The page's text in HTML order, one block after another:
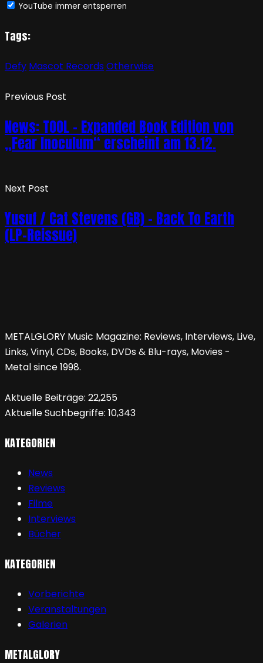
YouTube immer entsperren
Tags:
Defy Mascot Records Otherwise
Previous Post
News: TOOL – Expanded Book Edition von
„Fear Inoculum“ erscheint am 13.12.
Next Post
Yusuf / Cat Stevens (GB) – Back To Earth
(LP-Reissue)
METALGLORY Music Magazine: Reviews, Interviews, Live,
Links, Vinyl, CDs, Books, DVDs & Blu-rays, Movies -
Metal since 1998.
Aktuelle Beiträge: 22,255
Aktuelle Suchbegriffe: 10,343
KATEGORIEN
News
Reviews
Filme
Interviews
Bücher
KATEGORIEN
Vorberichte
Veranstaltungen
Galerien
METALGLORY